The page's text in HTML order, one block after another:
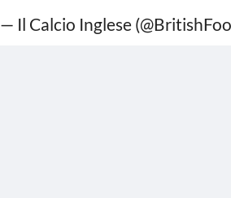
— Il Calcio Inglese